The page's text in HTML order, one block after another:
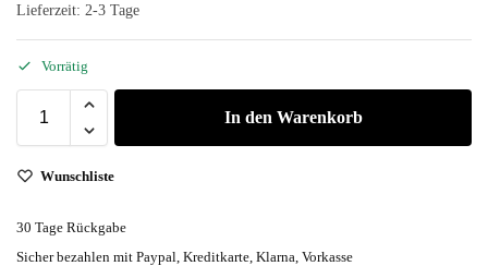
Lieferzeit: 2-3 Tage
Vorrätig
In den Warenkorb
Wunschliste
30 Tage Rückgabe
Sicher bezahlen mit Paypal, Kreditkarte, Klarna, Vorkasse